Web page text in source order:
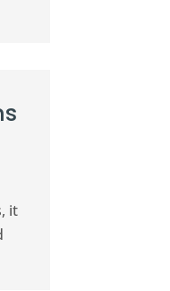
it